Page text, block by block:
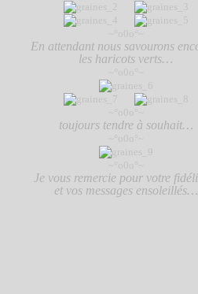
~°o0o°~
En attendant nous savourons
les haricots verts…
~°o0o°~
~°o0o°~
toujours tendre à souhait…
~°o0o°~
~°o0o°~
Je vous remercie pour votre
et vos messages ensoleillés…